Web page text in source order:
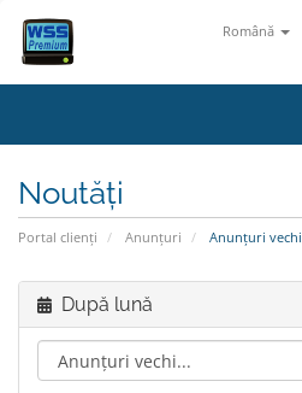
Română
Noutăți
Portal clienți Anunțuri Anunțuri vechi
După lună